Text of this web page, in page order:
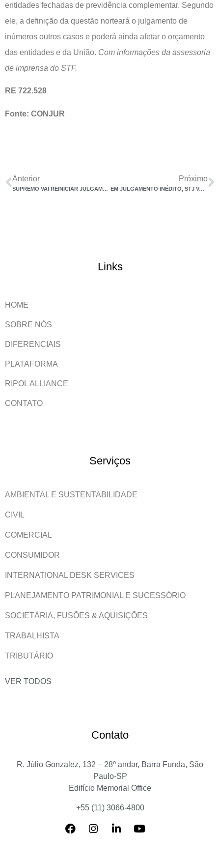
entidades fechadas de previdência complementar. Segundo
ele, a definição da questão norteará o julgamento de
inúmeros outros casos e poderá ainda afetar o orçamento
das entidades e da União. Com informações da assessoria
de imprensa do STF.
RE 722.528
Fonte: CONJUR
Anterior
SUPREMO VAI REINICIAR JULGAMENTO SOBRE CRÉDITOS DE ICMS EM EXPORTAÇÕES
Próximo
EM JULGAMENTO INÉDITO, STJ VALIDA CONTRIBUIÇÃO PREVIDENCIÁRIA SOBRE PLR A DIRETOR
Links
HOME
SOBRE NÓS
DIFERENCIAIS
PLATAFORMA
RIPOL ALLIANCE
CONTATO
Serviços
AMBIENTAL E SUSTENTABILIDADE
CIVIL
COMERCIAL
CONSUMIDOR
INTERNATIONAL DESK SERVICES
PLANEJAMENTO PATRIMONIAL E SUCESSÓRIO
SOCIETÁRIA, FUSÕES & AQUISIÇÕES
TRABALHISTA
TRIBUTÁRIO
VER TODOS
Contato
R. Júlio Gonzalez, 132 – 28º andar, Barra Funda, São
Paulo-SP
Edifício Memorial Office
+55 (11) 3066-4800